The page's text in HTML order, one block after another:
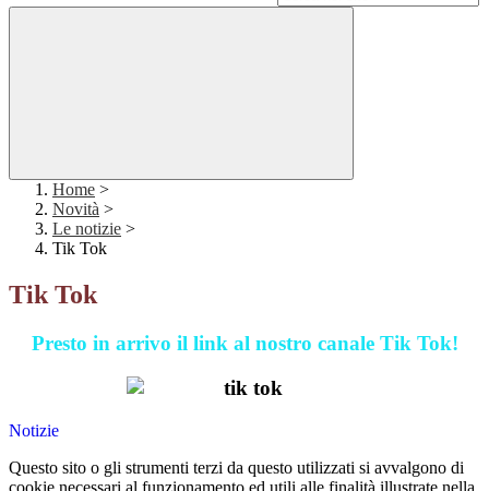
Home >
Novità >
Le notizie >
Tik Tok
Tik Tok
Presto in arrivo il link al nostro canale Tik Tok!
Notizie
Questo sito o gli strumenti terzi da questo utilizzati si avvalgono di
cookie necessari al funzionamento ed utili alle finalità illustrate nella